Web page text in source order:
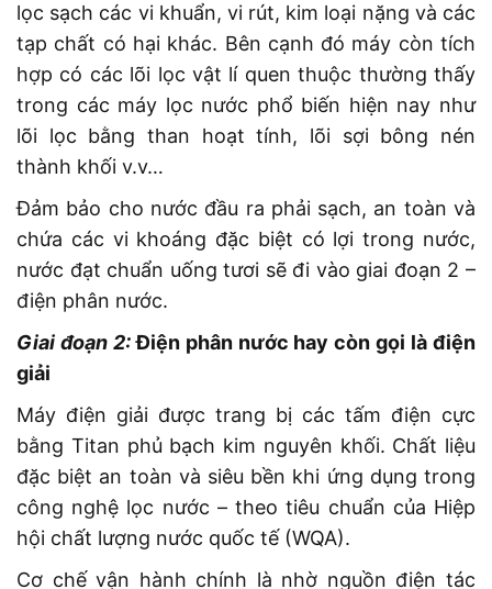
lọc sạch các vi khuẩn, vi rút, kim loại nặng và các
tạp chất có hại khác. Bên cạnh đó máy còn tích
hợp có các lõi lọc vật lí quen thuộc thường thấy
trong các máy lọc nước phổ biến hiện nay như
lõi lọc bằng than hoạt tính, lõi sợi bông nén
thành khối v.v…
Đảm bảo cho nước đầu ra phải sạch, an toàn và
chứa các vi khoáng đặc biệt có lợi trong nước,
nước đạt chuẩn uống tươi sẽ đi vào giai đoạn 2 –
điện phân nước.
Giai đoạn 2:Điện phân nước hay còn gọi là điện
giải
Máy điện giải được trang bị các tấm điện cực
bằng Titan phủ bạch kim nguyên khối. Chất liệu
đặc biệt an toàn và siêu bền khi ứng dụng trong
công nghệ lọc nước – theo tiêu chuẩn của Hiệp
hội chất lượng nước quốc tế (WQA).
Cơ chế vận hành chính là nhờ nguồn điện tác